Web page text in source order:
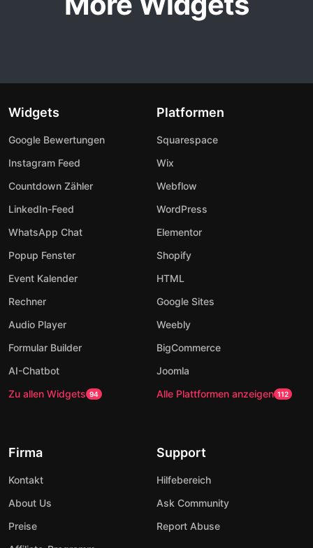
Widgets
Google Bewertungen
Instagram Feed
Countdown Zähler
LinkedIn-Feed
WhatsApp Chat
Popup Fenster
Event Kalender
Rechner
Audio Player
Formular Builder
AI-Chatbot
Zu allen Widgets 94
Platformen
Squarespace
Wix
Webflow
WordPress
Elementor
Shopify
HTML
Google Sites
Weebly
BigCommerce
Joomla
Alle Plattformen anzeigen 112
Firma
Kontakt
About Us
Preise
Support
Hilfebereich
Ask Community
Report Abuse